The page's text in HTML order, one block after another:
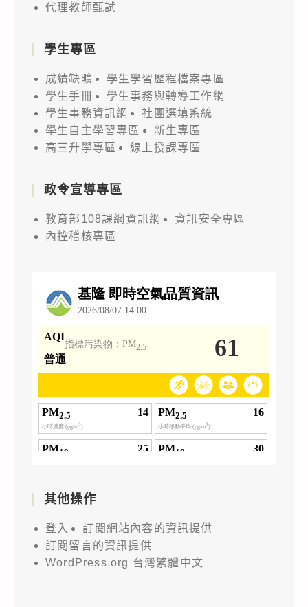
代理教師甄試
學生專區
成績缺曠
學生學習歷程檔案專區
學生手冊
學生事務與轉導工作網
學生事務資訊網
社團選填系統
學生自主學習專區
新生專區
高三升學專區
線上授課專區
政令宣導專區
教育部108課綱資訊網
資訊安全專區
內控稽核專區
其他操作
登入
訂閱網站內容的資訊提供
訂閱留言的資訊提供
WordPress.org 台灣繁體中文